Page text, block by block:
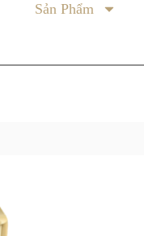
Sản Phẩm